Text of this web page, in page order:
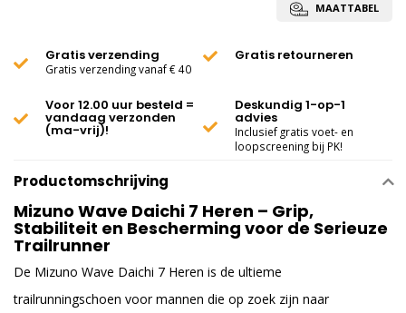
MAATTABEL
Gratis verzending
Gratis verzending vanaf € 40
Gratis retourneren
Voor 12.00 uur besteld =
vandaag verzonden
(ma-vrij)!
Deskundig 1-op-1
advies
Inclusief gratis voet- en
loopscreening bij PK!
Productomschrijving
Mizuno Wave Daichi 7 Heren – Grip,
Stabiliteit en Bescherming voor de Serieuze
Trailrunner
De Mizuno Wave Daichi 7 Heren is de ultieme
trailrunningschoen voor mannen die op zoek zijn naar